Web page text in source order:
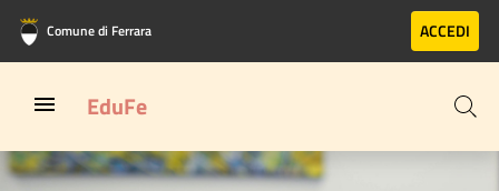
Vai al contenuto principale
Vai al footer
Comune di Ferrara ACCEDI
EduFe